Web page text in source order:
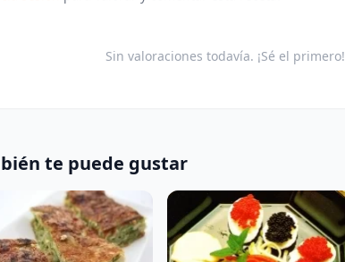
Sin valoraciones todavía. ¡Sé el primero!
te puede gustar